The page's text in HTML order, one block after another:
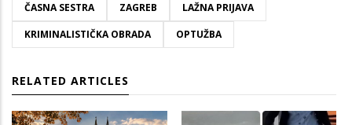
ČASNA SESTRA ZAGREB
LAŽNA PRIJAVA
KRIMINALISTIČKA OBRADA
OPTUŽBA
RELATED ARTICLES